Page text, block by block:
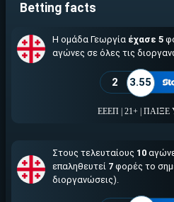
Betting facts
Η ομάδα Γεωργία έχασε 5
αγώνες σε όλες τις
2 3.55
ΕΕΕΠ | 21+ |
Στους τελευταίους 10
επαληθευτεί 7 φορές το
διοργανώσεις).